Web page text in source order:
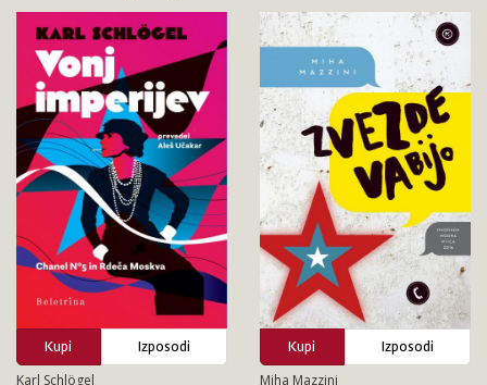
Kupi
Izposodi
Karl Schlögel
Kupi
Izposodi
Miha Mazzini